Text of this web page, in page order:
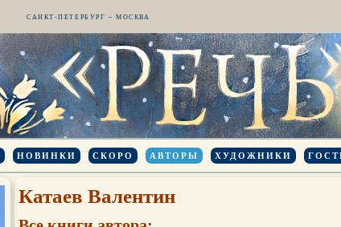
САНКТ-ПЕТЕРБУРГ – МОСКВА
НОВИНКИ СКОРО АВТОРЫ ХУДОЖНИКИ
Катаев Валентин